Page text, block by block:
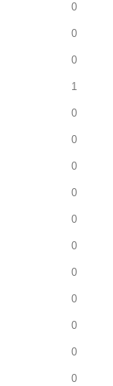
0
0
0
1
0
0
0
0
0
0
0
0
0
0
0